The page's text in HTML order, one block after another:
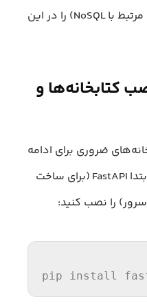
(مانند FastAPI و کتابخانه‌های مرتبط با NoSQL) را در این
کتابخانه‌ها و
ضروری برای ادامه
آموزش را نصب خواهید کرد. ابتدا FastAPI (برای ساخت
pip install